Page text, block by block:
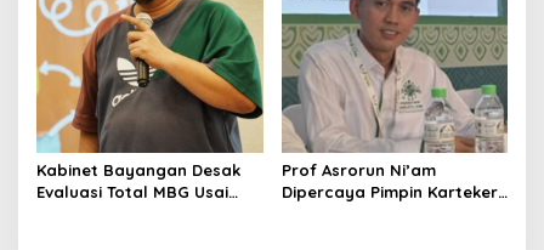
Kabinet Bayangan Desak
Evaluasi Total MBG Usai
Prof Asrorun Ni’am
Dipercaya Pimpin Karteker